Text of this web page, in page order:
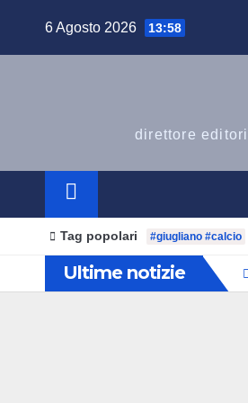
6 Agosto 2026 13:58
direttore
Tag popolari #giugliano #calcio
Ultime notizie